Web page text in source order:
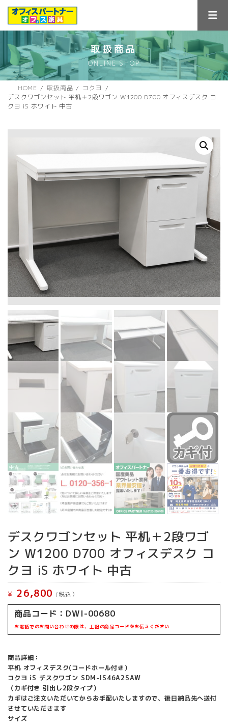
ス
キ
ン
に
取扱商品
ONLINE SHOP
HOME 取扱商品
コクヨ
デスクワゴンセット 平机＋2段ワゴン W1200 D700 オフィスデスク コ
クヨ iS ホワイト 中古
デスクワゴンセット 平机＋2段ワゴ
ン W1200 D700 オフィスデスク コ
クヨ iS ホワイト 中古
¥ 26,800 (税込）
商品コード：DWI-00680
お電話でのお問い合わせの際は、上記の商品コードをお伝えください
商品詳細：
平机 オフィスデスク(コードホール付き）
コクヨ iS デスクワゴン SDM-IS46A2SAW
（カギ付き 引出し2段タイプ）
カギはご注文いただいてからお手配いたしますので、後日納品先へ送付
させていただきます
サイズ